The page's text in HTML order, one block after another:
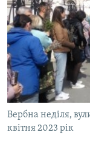
СПЕЦПРОЕКТИ
ДЕПОРТАЦІЯ
ВІДЕОУРОКИ
СВІДЧЕННЯ
УКРАЇНСЬКА
ІНФОГРАФІКА
ЯК ОБІЙТИ
Русский
Qırımtatar
ДОЛУЧАЙСЯ!
Вербна неділя,
квітня 2023 рік